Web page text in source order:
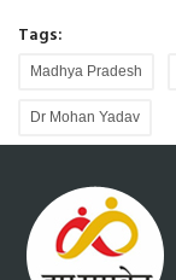
Tags:
Madhya Pradesh
Dr Mohan Yadav